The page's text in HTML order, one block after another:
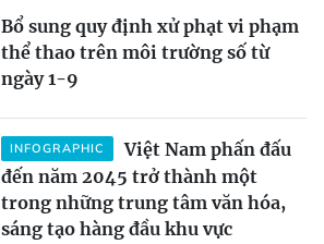
Bổ sung quy định xử phạt vi phạm
thể thao trên môi trường số từ
ngày 1-9
INFOGRAPHIC
Việt Nam phấn đấu
đến năm 2045 trở thành một
trong những trung tâm văn hóa,
sáng tạo hàng đầu khu vực